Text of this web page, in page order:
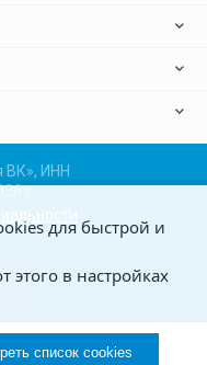
ВК», ИНН
г.
для быстрой и
этого в настройках
список cookies